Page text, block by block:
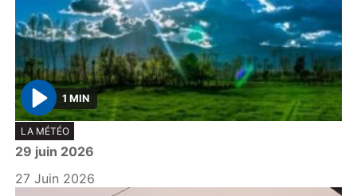
P
l
a
y
1 MIN
LA MÉTÉO
29 juin 2026
27 Juin 2026